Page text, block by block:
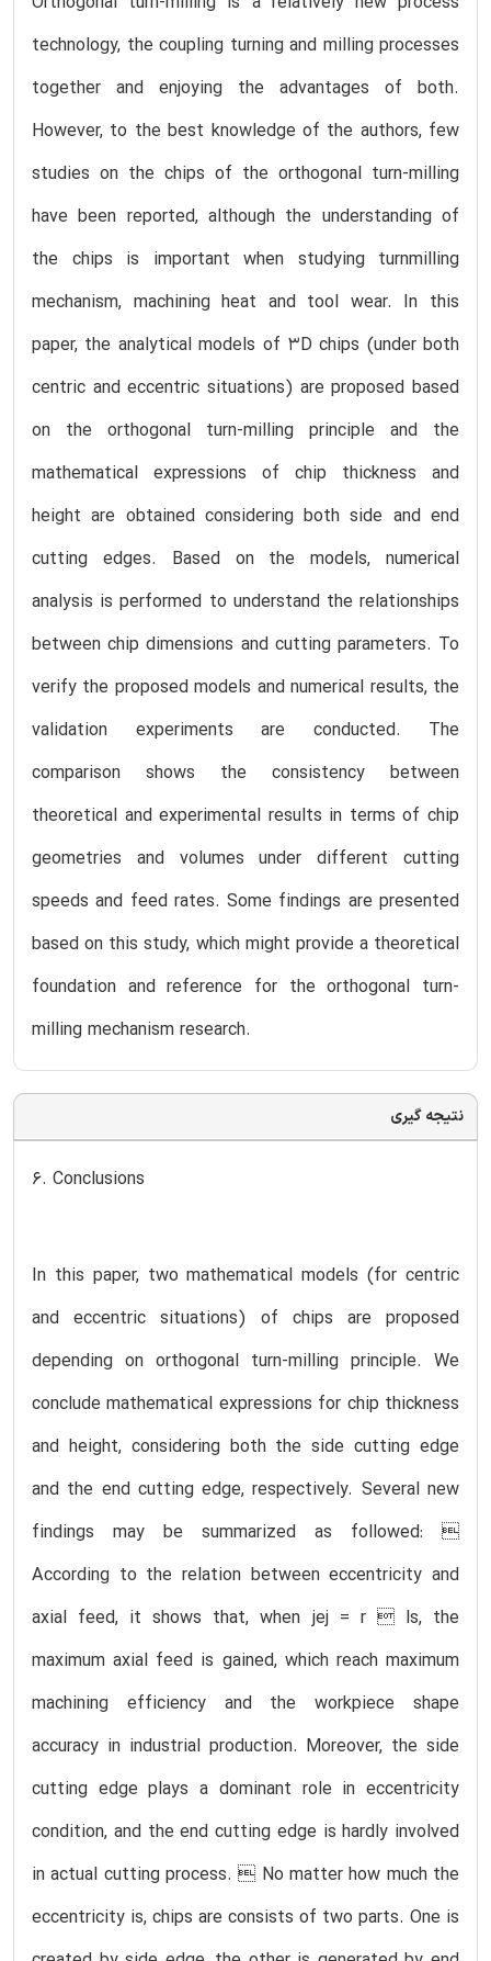
technology, the coupling turning and milling processes
together and enjoying the advantages of both.
However, to the best knowledge of the authors, few
studies on the chips of the orthogonal turn-milling
have been reported, although the understanding of
the chips is important when studying turnmilling
mechanism, machining heat and tool wear. In this
paper, the analytical models of 3D chips (under both
centric and eccentric situations) are proposed based
on the orthogonal turn-milling principle and the
mathematical expressions of chip thickness and
height are obtained considering both side and end
cutting edges. Based on the models, numerical
analysis is performed to understand the relationships
between chip dimensions and cutting parameters. To
verify the proposed models and numerical results, the
validation experiments are conducted. The
comparison shows the consistency between
theoretical and experimental results in terms of chip
geometries and volumes under different cutting
speeds and feed rates. Some findings are presented
based on this study, which might provide a theoretical
foundation and reference for the orthogonal turn-
milling mechanism research.
نتیجه گیری
6. Conclusions
In this paper, two mathematical models (for centric
and eccentric situations) of chips are proposed
depending on orthogonal turn-milling principle. We
conclude mathematical expressions for chip thickness
and height, considering both the side cutting edge
and the end cutting edge, respectively. Several new
findings may be summarized as followed: 
According to the relation between eccentricity and
axial feed, it shows that, when jej = r  ls, the
maximum axial feed is gained, which reach maximum
machining efficiency and the workpiece shape
accuracy in industrial production. Moreover, the side
cutting edge plays a dominant role in eccentricity
condition, and the end cutting edge is hardly involved
in actual cutting process.  No matter how much the
eccentricity is, chips are consists of two parts. One is